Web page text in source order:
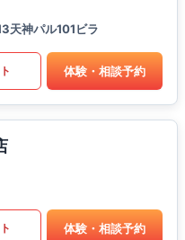
天神パル101ビラ
体験・相談予約
体験・相談予約